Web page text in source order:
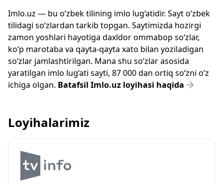
Imlo.uz — bu o‘zbek tilining imlo lug‘atidir. Sayt o‘zbek
tilidagi so‘zlardan tarkib topgan. Saytimizda hozirgi
zamon yoshlari hayotiga daxldor ommabop so‘zlar,
ko‘p marotaba va qayta-qayta xato bilan yoziladigan
so‘zlar jamlashtirilgan. Mana shu so‘zlar asosida
yaratilgan imlo lug‘ati sayti, 87 000 dan ortiq so‘zni o‘z
ichiga olgan. Batafsil Imlo.uz loyihasi haqida
Loyihalarimiz